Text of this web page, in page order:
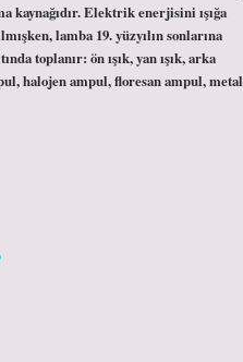
kaynağıdır. Elektrik enerjisini ışığa
lamba 19. yüzyılın sonlarına
toplanır: ön ışık, yan ışık, arka
halojen ampul, floresan ampul, metal